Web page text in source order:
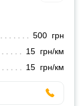
500 грн
15 грн/км
15 грн/км